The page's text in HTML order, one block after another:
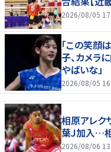
2026/08/05
「この笑顔
子、カメラ
やばいな」
2026/08/05
相原アレク
葉J加入…
2026/08/06